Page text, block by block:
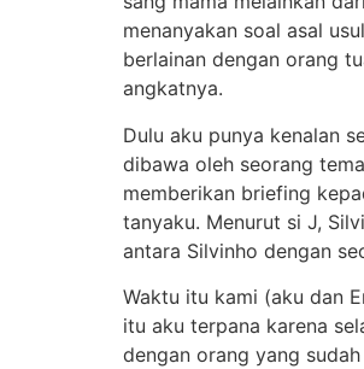
menanyakan soal asal
berlainan dengan orang
angkatnya.
Dulu aku punya kenalan
dibawa oleh seorang
memberikan briefing
tanyaku. Menurut si J,
antara Silvinho dengan
Waktu itu kami (aku dan
itu aku terpana karena
dengan orang yang